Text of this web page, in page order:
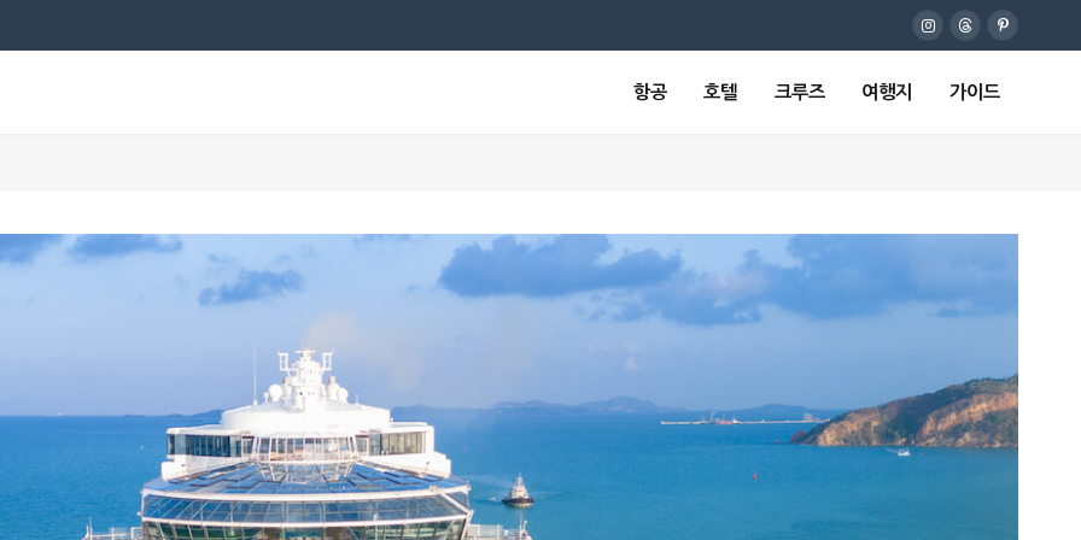
Instagram
ThreadsPinterest
항공 호텔 크루즈 여행지 가이드